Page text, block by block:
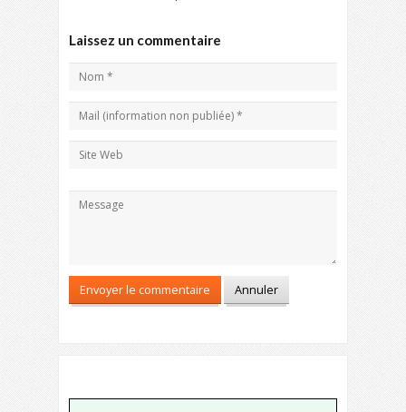
Laissez un commentaire